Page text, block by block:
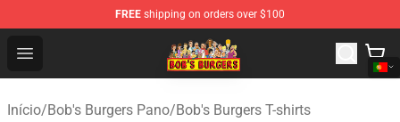
FREE shipping on orders over $100
Open menu
Bob's Burgers Store - Official Bob's Burgers Merchandise
Início/Bob's Burgers Pano/Bob's Burgers T-shirts